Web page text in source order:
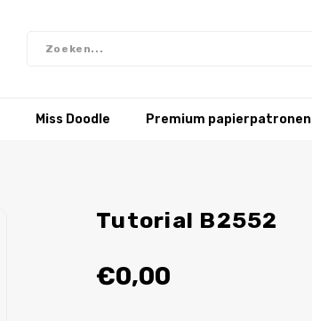
Miss Doodle Premium papierpatronen
Tutorial B2552
€0,00